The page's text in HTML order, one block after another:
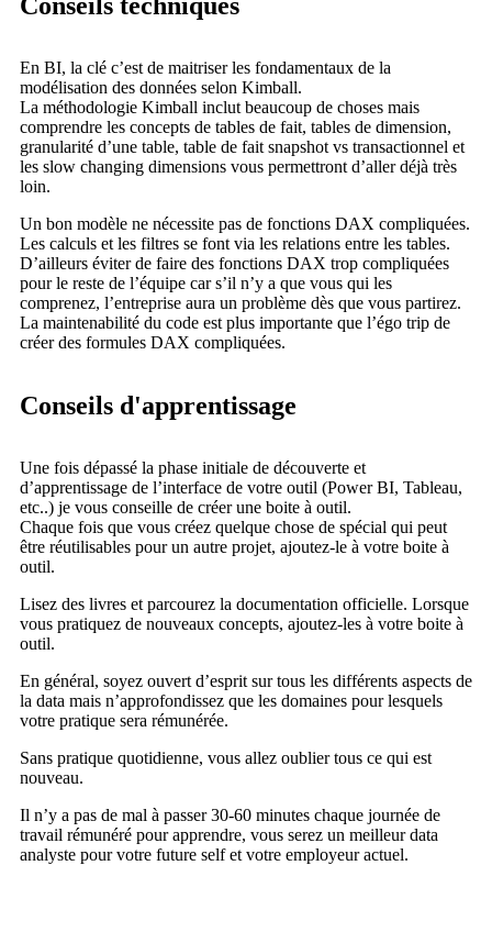
En BI, la clé c’est de maitriser les fondamentaux de la
modélisation des données selon Kimball.
La méthodologie Kimball inclut beaucoup de choses mais
comprendre les concepts de tables de fait, tables de dimension,
granularité d’une table, table de fait snapshot vs transactionnel et
les slow changing dimensions vous permettront d’aller déjà très
loin.
Un bon modèle ne nécessite pas de fonctions DAX compliquées.
Les calculs et les filtres se font via les relations entre les tables.
D’ailleurs éviter de faire des fonctions DAX trop compliquées
pour le reste de l’équipe car s’il n’y a que vous qui les
comprenez, l’entreprise aura un problème dès que vous partirez.
La maintenabilité du code est plus importante que l’égo trip de
créer des formules DAX compliquées.
Conseils d'apprentissage
Une fois dépassé la phase initiale de découverte et
d’apprentissage de l’interface de votre outil (Power BI, Tableau,
etc..) je vous conseille de créer une boite à outil.
Chaque fois que vous créez quelque chose de spécial qui peut
être réutilisables pour un autre projet, ajoutez-le à votre boite à
outil.
Lisez des livres et parcourez la documentation officielle. Lorsque
vous pratiquez de nouveaux concepts, ajoutez-les à votre boite à
outil.
En général, soyez ouvert d’esprit sur tous les différents aspects de
la data mais n’approfondissez que les domaines pour lesquels
votre pratique sera rémunérée.
Sans pratique quotidienne, vous allez oublier tous ce qui est
nouveau.
Il n’y a pas de mal à passer 30-60 minutes chaque journée de
travail rémunéré pour apprendre, vous serez un meilleur data
analyste pour votre future self et votre employeur actuel.